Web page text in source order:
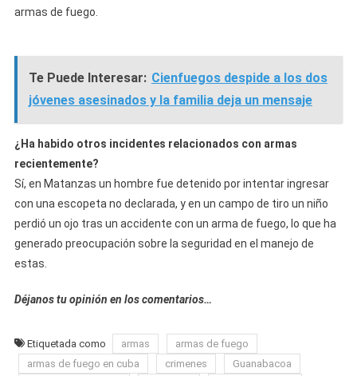
armas de fuego.
Te Puede Interesar: Cienfuegos despide a los dos
jóvenes asesinados y la familia deja un mensaje
¿Ha habido otros incidentes relacionados con armas
recientemente?
Sí, en Matanzas un hombre fue detenido por intentar ingresar
con una escopeta no declarada, y en un campo de tiro un niño
perdió un ojo tras un accidente con un arma de fuego, lo que ha
generado preocupación sobre la seguridad en el manejo de
estas.
Déjanos tu opinión en los comentarios…
Etiquetada como armas
armas de fuego
armas de fuego en cuba
crimenes
Guanabacoa